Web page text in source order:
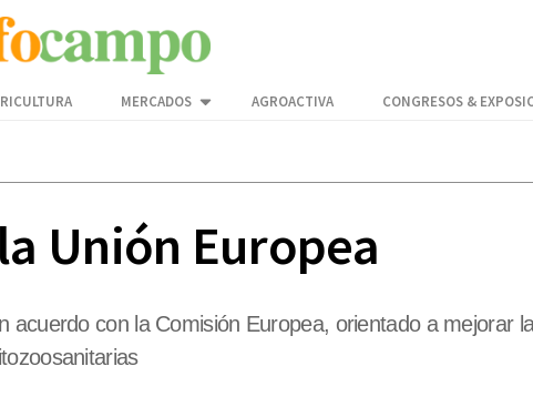
MERCADOS AGROACTIVA CONGRESOS &
Unión Europea
con la Comisión Europea, orientado a mejorar